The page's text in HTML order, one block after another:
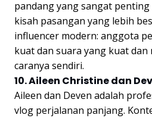
pandang yang sangat
kisah pasangan yang lebih
influencer modern: anggota
kuat dan suara yang kuat
caranya sendiri.
10. Aileen Christine dan
Aileen dan Deven adalah
vlog perjalanan panjang.